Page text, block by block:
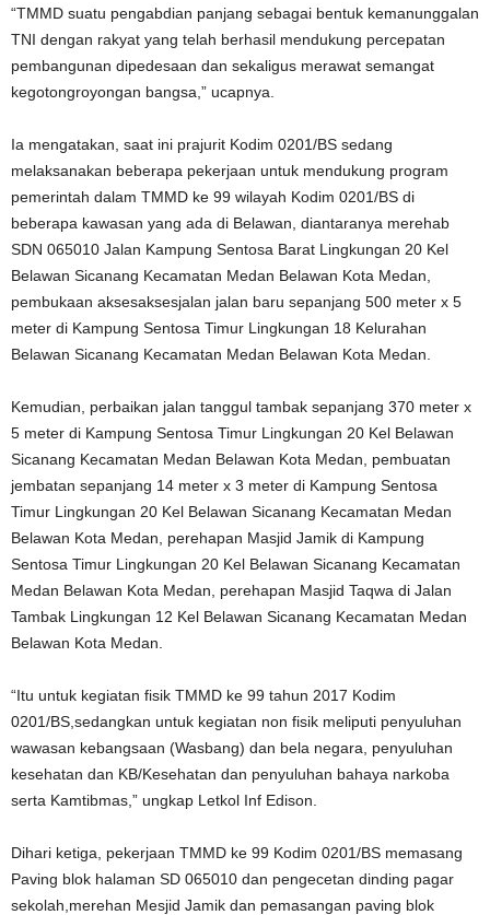
“TMMD suatu pengabdian panjang sebagai bentuk kemanunggalan
TNI dengan rakyat yang telah berhasil mendukung percepatan
pembangunan dipedesaan dan sekaligus merawat semangat
kegotongroyongan bangsa,” ucapnya.
Ia mengatakan, saat ini prajurit Kodim 0201/BS sedang
melaksanakan beberapa pekerjaan untuk mendukung program
pemerintah dalam TMMD ke 99 wilayah Kodim 0201/BS di
beberapa kawasan yang ada di Belawan, diantaranya merehab
SDN 065010 Jalan Kampung Sentosa Barat Lingkungan 20 Kel
Belawan Sicanang Kecamatan Medan Belawan Kota Medan,
pembukaan aksesaksesjalan jalan baru sepanjang 500 meter x 5
meter di Kampung Sentosa Timur Lingkungan 18 Kelurahan
Belawan Sicanang Kecamatan Medan Belawan Kota Medan.
Kemudian, perbaikan jalan tanggul tambak sepanjang 370 meter x
5 meter di Kampung Sentosa Timur Lingkungan 20 Kel Belawan
Sicanang Kecamatan Medan Belawan Kota Medan, pembuatan
jembatan sepanjang 14 meter x 3 meter di Kampung Sentosa
Timur Lingkungan 20 Kel Belawan Sicanang Kecamatan Medan
Belawan Kota Medan, perehapan Masjid Jamik di Kampung
Sentosa Timur Lingkungan 20 Kel Belawan Sicanang Kecamatan
Medan Belawan Kota Medan, perehapan Masjid Taqwa di Jalan
Tambak Lingkungan 12 Kel Belawan Sicanang Kecamatan Medan
Belawan Kota Medan.
“Itu untuk kegiatan fisik TMMD ke 99 tahun 2017 Kodim
0201/BS,sedangkan untuk kegiatan non fisik meliputi penyuluhan
wawasan kebangsaan (Wasbang) dan bela negara, penyuluhan
kesehatan dan KB/Kesehatan dan penyuluhan bahaya narkoba
serta Kamtibmas,” ungkap Letkol Inf Edison.
Dihari ketiga, pekerjaan TMMD ke 99 Kodim 0201/BS memasang
Paving blok halaman SD 065010 dan pengecetan dinding pagar
sekolah,merehan Mesjid Jamik dan pemasangan paving blok